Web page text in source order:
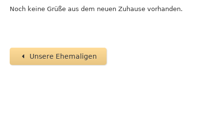
Noch keine Grüße aus dem neuen Zuhause vorhanden.
Unsere Ehemaligen